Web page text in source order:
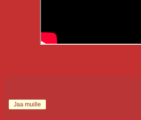
Jaa muille